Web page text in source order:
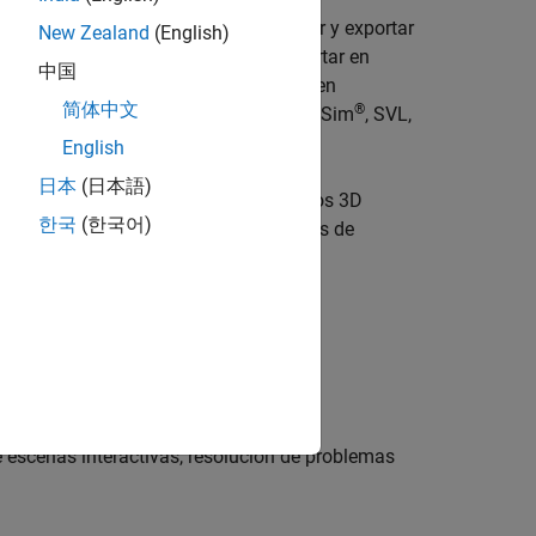
aéreas y datos GIS. Puede importar y exportar
con RoadRunner se pueden exportar en
exportadas se pueden utilizar en
CARLA, VIRES VTD, NVIDIA DRIVE Sim®, SVL,
3D con un gran conjunto de modelos 3D
generar automáticamente modelos de
interactivas, resolución de problemas
New Zealand (English)
中国
简体中文
English
日本 (日本語)
한국 (한국어)